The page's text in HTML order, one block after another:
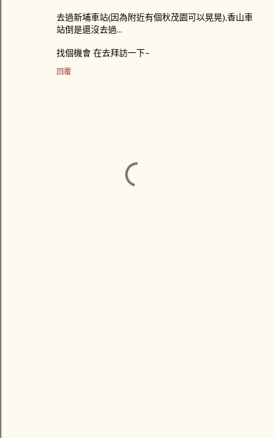
去過新埔車站(因為附近有個秋茂園可以晃晃),香山車
站倒是還沒去過...
找個機會 在去拜訪一下~
回覆